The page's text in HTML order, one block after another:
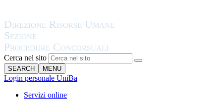
Cerca nel sito
SEARCH MENU
Login personale UniBa
Servizi online